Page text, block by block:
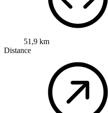
51,9 km
Distance